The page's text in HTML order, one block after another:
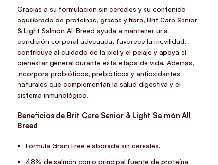
Gracias a su formulación sin cereales y su contenido
equilibrado de proteínas, grasas y fibra, Brit Care Senior
& Light Salmón All Breed ayuda a mantener una
condición corporal adecuada, favorece la movilidad,
contribuye al cuidado de la piel y el pelaje y apoya el
bienestar general durante esta etapa de vida. Además,
incorpora probióticos, prebióticos y antioxidantes
naturales que complementan la salud digestiva y el
sistema inmunológico.
Beneficios de Brit Care Senior & Light Salmón All
Breed
Fórmula Grain Free elaborada sin cereales.
48% de salmón como principal fuente de proteína